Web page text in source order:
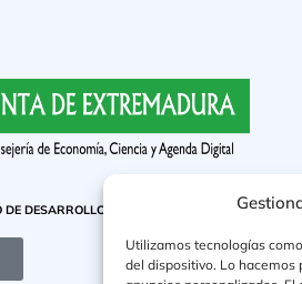
Utilizamos tecnologías
del dispositivo. Lo hacemos
DESARROLLO REGIONAL